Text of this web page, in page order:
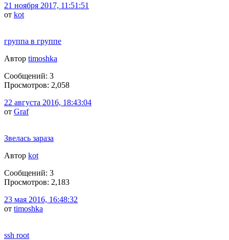
21 ноября 2017, 11:51:51
от kot
группа в группе
Автор timoshka
Сообщений: 3
Просмотров: 2,058
22 августа 2016, 18:43:04
от Graf
Звелась зараза
Автор kot
Сообщений: 3
Просмотров: 2,183
23 мая 2016, 16:48:32
от timoshka
ssh root